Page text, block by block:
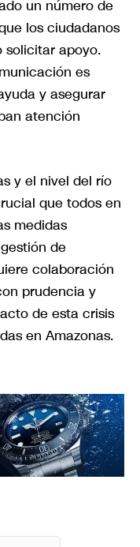
un número de
los ciudadanos
solicitar apoyo.
es
y asegurar
atención
y el nivel del río
que todos en
medidas
de
colaboración
prudencia y
de esta crisis
en Amazonas.